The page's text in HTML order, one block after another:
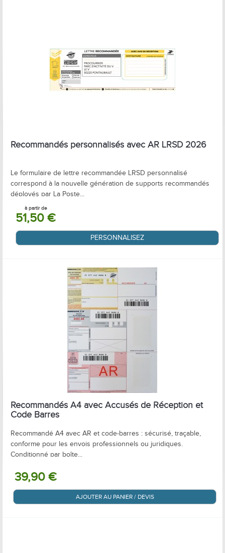
Recommandés personnalisés avec AR LRSD 2026
Le formulaire de lettre recommandée LRSD personnalisé
correspond à la nouvelle génération de supports recommandés
déployés par La Poste...
à partir de
51,50 €
PERSONNALISEZ
Recommandés A4 avec Accusés de Réception et
Code Barres
Recommandé A4 avec AR et code-barres : sécurisé, traçable,
conforme pour les envois professionnels ou juridiques.
Conditionné par boîte...
39,90 €
AJOUTER AU PANIER / DEVIS